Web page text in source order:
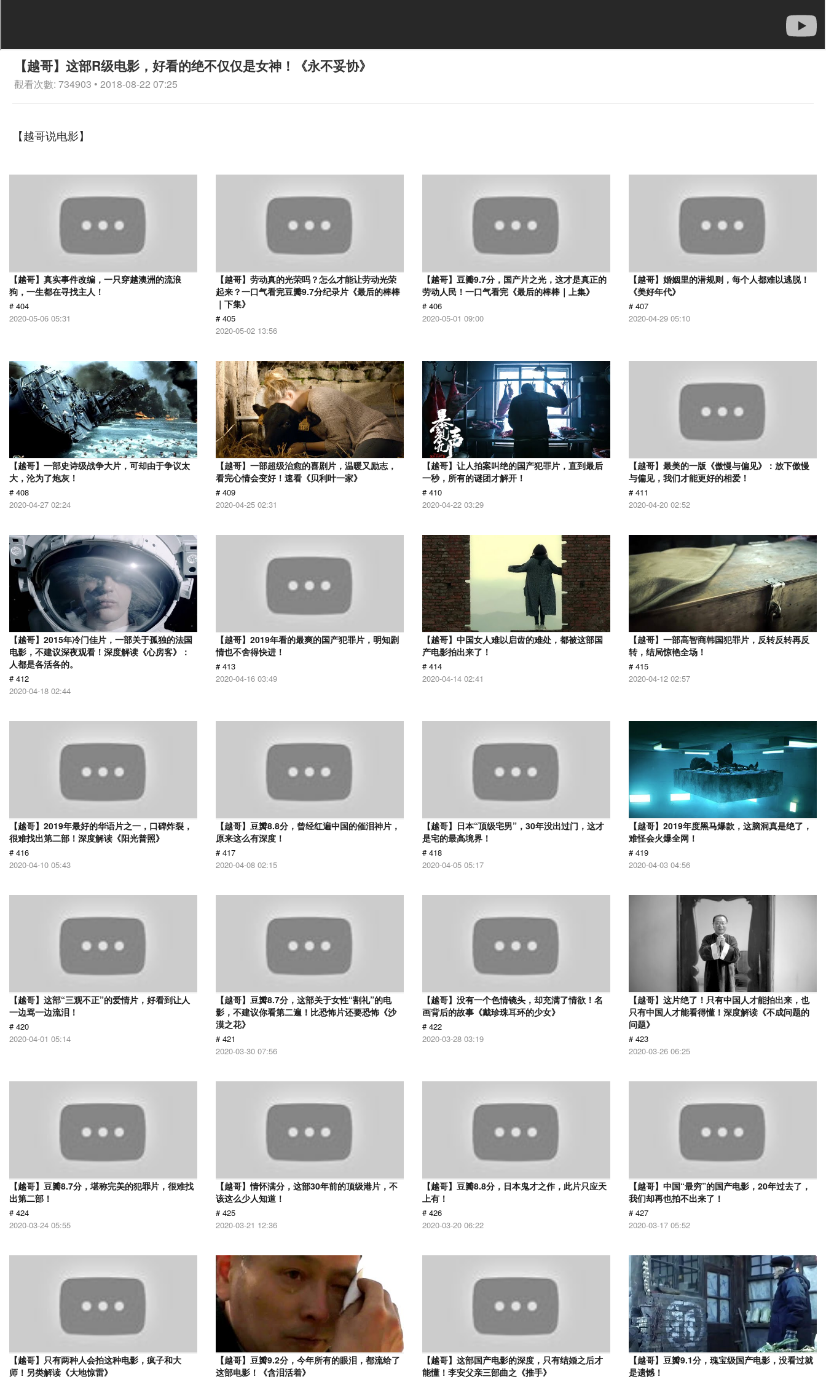
【越哥】这部R级电影，好看的绝不仅仅是女神！《永不妥协》
觀看次數: 734903 • 2018-08-22 07:25
【越哥说电影】
【越哥】真实事件改编，一只穿越澳洲的流浪
狗，一生都在寻找主人！
# 404
2020-05-06 05:31
【越哥】劳动真的光荣吗？怎么才能让劳动光荣
起来？一口气看完豆瓣9.7分纪录片《最后的棒棒
｜下集》
# 405
2020-05-02 13:56
【越哥】豆瓣9.7分，国产片之光，这才是真正的
劳动人民！一口气看完《最后的棒棒｜上集》
# 406
2020-05-01 09:00
【越哥】婚姻里的潜规则，每个人都难以逃脱！
《美好年代》
# 407
2020-04-29 05:10
【越哥】一部史诗级战争大片，可却由于争议太
大，沦为了炮灰！
# 408
2020-04-27 02:24
【越哥】一部超级治愈的喜剧片，温暖又励志，
看完心情会变好！速看《贝利叶一家》
# 409
2020-04-25 02:31
【越哥】让人拍案叫绝的国产犯罪片，直到最后
一秒，所有的谜团才解开！
# 410
2020-04-22 03:29
【越哥】最美的一版《傲慢与偏见》：放下傲慢
与偏见，我们才能更好的相爱！
# 411
2020-04-20 02:52
【越哥】2015年冷门佳片，一部关于孤独的法国
电影，不建议深夜观看！深度解读《心房客》：
人都是各活各的。
# 412
2020-04-18 02:44
【越哥】2019年看的最爽的国产犯罪片，明知剧
情也不舍得快进！
# 413
2020-04-16 03:49
【越哥】中国女人难以启齿的难处，都被这部国
产电影拍出来了！
# 414
2020-04-14 02:41
【越哥】一部高智商韩国犯罪片，反转反转再反
转，结局惊艳全场！
# 415
2020-04-12 02:57
【越哥】2019年最好的华语片之一，口碑炸裂，
很难找出第二部！深度解读《阳光普照》
# 416
2020-04-10 05:43
【越哥】豆瓣8.8分，曾经红遍中国的催泪神片，
原来这么有深度！
# 417
2020-04-08 02:15
【越哥】日本“顶级宅男”，30年没出过门，这才
是宅的最高境界！
# 418
2020-04-05 05:17
【越哥】2019年度黑马爆款，这脑洞真是绝了，
难怪会火爆全网！
# 419
2020-04-03 04:56
【越哥】这部“三观不正”的爱情片，好看到让人
一边骂一边流泪！
# 420
2020-04-01 05:14
【越哥】豆瓣8.7分，这部关于女性“割礼”的电
影，不建议你看第二遍！比恐怖片还要恐怖《沙
漠之花》
# 421
2020-03-30 07:56
【越哥】没有一个色情镜头，却充满了情欲！名
画背后的故事《戴珍珠耳环的少女》
# 422
2020-03-28 03:19
【越哥】这片绝了！只有中国人才能拍出来，也
只有中国人才能看得懂！深度解读《不成问题的
问题》
# 423
2020-03-26 06:25
【越哥】豆瓣8.7分，堪称完美的犯罪片，很难找
出第二部！
# 424
2020-03-24 05:55
【越哥】情怀满分，这部30年前的顶级港片，不
该这么少人知道！
# 425
2020-03-21 12:36
【越哥】豆瓣8.8分，日本鬼才之作，此片只应天
上有！
# 426
2020-03-20 06:22
【越哥】中国“最穷”的国产电影，20年过去了，
我们却再也拍不出来了！
# 427
2020-03-17 05:52
【越哥】只有两种人会拍这种电影，疯子和大
师！另类解读《大地惊雷》
【越哥】豆瓣9.2分，今年所有的眼泪，都流给了
这部电影！《含泪活着》
【越哥】这部国产电影的深度，只有结婚之后才
能懂！李安父亲三部曲之《推手》
【越哥】豆瓣9.1分，瑰宝级国产电影，没看过就
是遗憾！